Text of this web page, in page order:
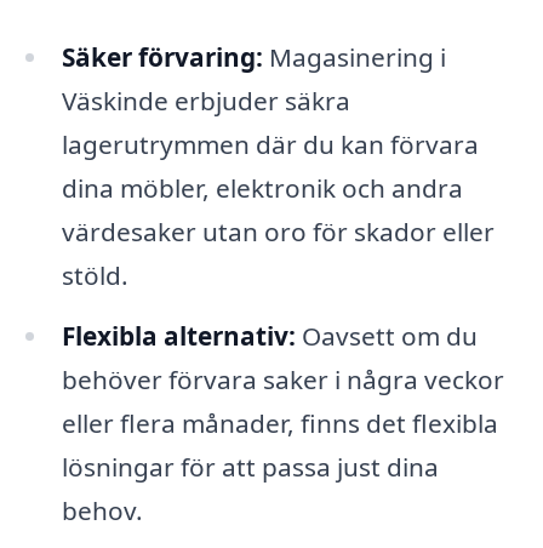
Säker förvaring: Magasinering i
Väskinde erbjuder säkra
lagerutrymmen där du kan förvara
dina möbler, elektronik och andra
värdesaker utan oro för skador eller
stöld.
Flexibla alternativ: Oavsett om du
behöver förvara saker i några veckor
eller flera månader, finns det flexibla
lösningar för att passa just dina
behov.